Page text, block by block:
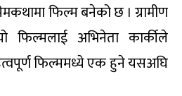
फिल्म बनेको छ । ग्रामीण
फिल्मलाई अभिनेता कार्कीले
फिल्ममध्ये एक हुने यसअघि